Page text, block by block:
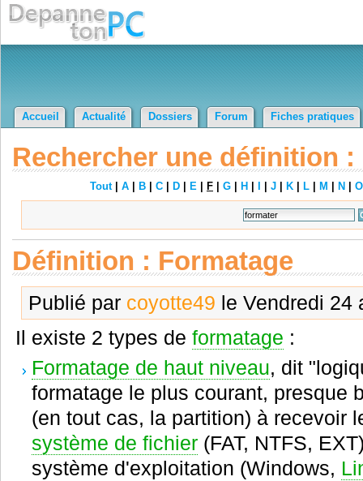
Accueil Actualité Dossiers Forum Fiches pratiques
Rechercher une définition :
Tout| A B C D E F G H J K L M N O
Définition : Formatage
Publié par coyotte49 le Vendredi 24
Il existe 2 types de formatage :
Formatage de haut niveau, dit
formatage le plus courant, presque
(en tout cas, la partition) à recevoir
système de fichier(FAT, NTFS,
système d'exploitation (Windows,